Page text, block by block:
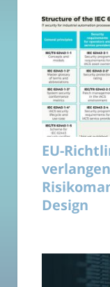
EU-
Design